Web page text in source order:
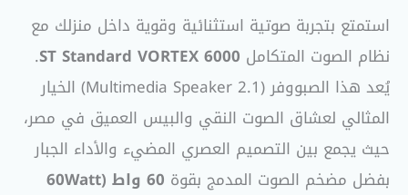
استمتع بتجربة صوتية استثنائية وقوية داخل منزلك مع
نظام الصوت المتكامل ST Standard VORTEX 6000
.
يُعد هذا الصبووفر (2.1 Multimedia Speaker) الخيار
المثالي لعشاق الصوت النقي والبيس العميق في مصر،
حيث يجمع بين التصميم العصري المضيء والأداء الجبار
بفضل مضخم الصوت المدمج بقوة
60 واط (60Watt